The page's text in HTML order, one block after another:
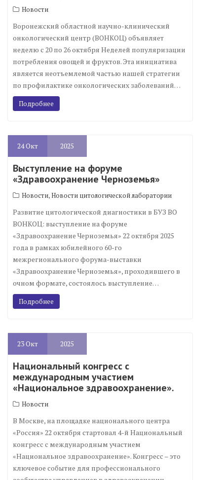
Новости
Воронежский областной научно-клинический
онкологический центр (ВОНКОЦ) объявляет
неделю с 20 по 26 октября Неделей популяризации
потребления овощей и фруктов. Эта инициатива
является неотъемлемой частью нашей стратегии
по профилактике онкологических заболеваний…
Подробнее
24Окт 2025
Выступление на форуме
«Здравоохранение Черноземья»
Новости,Новости цитологической лаборатории
Развитие цитологической диагностики в БУЗ ВО
ВОНКОЦ: выступление на форуме
«Здравоохранение Черноземья» 22 октября 2025
года в рамках юбилейного 60-го
межрегионального форума-выставки
«Здравоохранение Черноземья», проходившего в
очном формате, состоялось выступление…
Подробнее
23Окт 2025
Национальный конгресс с
международным участием
«Национальное здравоохранение».
Новости
В Москве, на площадке национального центра
«Россия» 22 октября стартовал 4-й Национальный
конгресс с международным участием
«Национальное здравоохранение». Конгресс – это
ключевое событие для профессионального